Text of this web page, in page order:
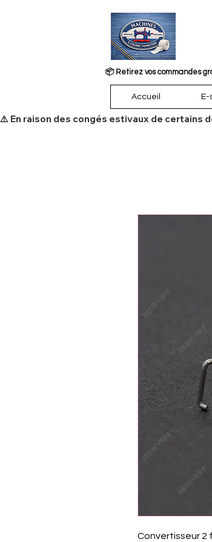
📦 Retirez vos commandes
Accueil E-
​⚠️ En raison des congés estivaux de certains
Convertisseur 2